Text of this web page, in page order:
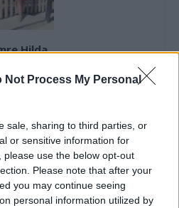
Not Process My Personal
sale, sharing to third parties, or
or sensitive information for
use the below opt-out
Please note that after your
you may continue seeing
personal information utilized by
Hilda
belesni a hétköznapok függönye
vicces történeteket.
TÖBB A SZERZŐTŐL